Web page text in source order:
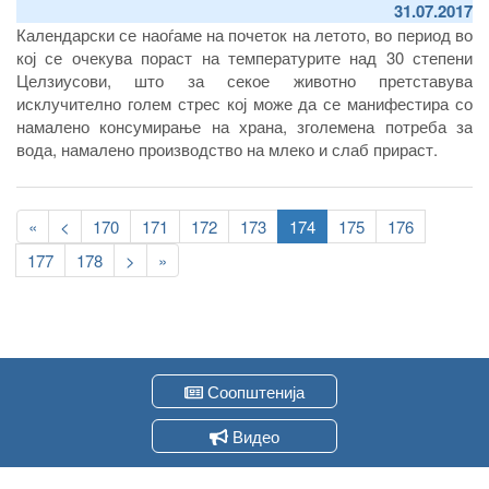
31.07.2017
Календарски се наоѓаме на почеток на летото, во период во
кој се очекува пораст на температурите над 30 степени
Целзиусови, што за секое животно претставува
исклучително голем стрес кој може да се манифестира со
намалено консумирање на храна, зголемена потреба за
вода, намалено производство на млеко и слаб прираст.
Pagination
First
page
«
Previous
page
< Page
170 Page
171 Page
172 Page
173
Current
page
174 Page
175 Page
176
Page
177 Page
178
Следна
страна
>
Last
page
»
Соопштенија
Видео